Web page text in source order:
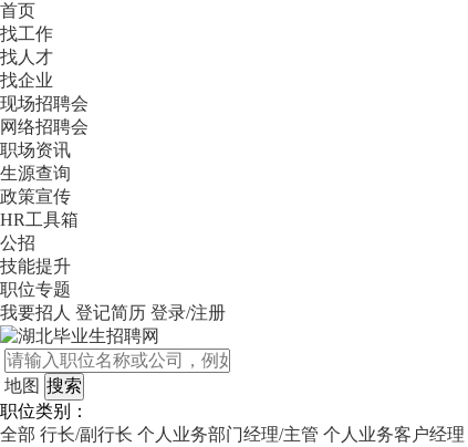
首页
找工作
找人才
找企业
现场招聘会
网络招聘会
职场资讯
生源查询
政策宣传
HR工具箱
公招
技能提升
职位专题
我要招人 登记简历 登录/注册
地图
职位类别：
全部 行长/副行长 个人业务部门经理/主管 个人业务客户经理